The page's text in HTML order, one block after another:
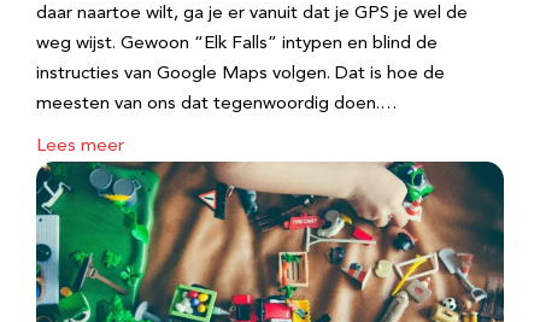
daar naartoe wilt, ga je er vanuit dat je GPS je wel de
weg wijst. Gewoon “Elk Falls” intypen en blind de
instructies van Google Maps volgen. Dat is hoe de
meesten van ons dat tegenwoordig doen.…
Lees meer